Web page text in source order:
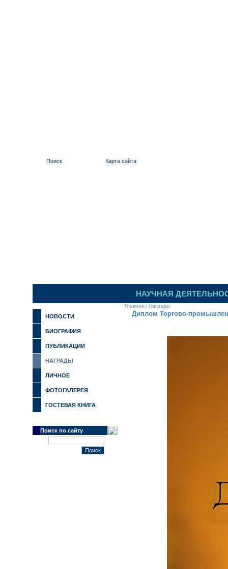
Поиск Карта сайта
НАУЧНАЯ
НОВОСТИ
БИОГРАФИЯ
ПУБЛИКАЦИИ
НАГРАДЫ
ЛИЧНОЕ
ФОТОГАЛЕРЕЯ
ГОСТЕВАЯ КНИГА
Поиск по сайту
Главная / Награды
Диплом Торгово-